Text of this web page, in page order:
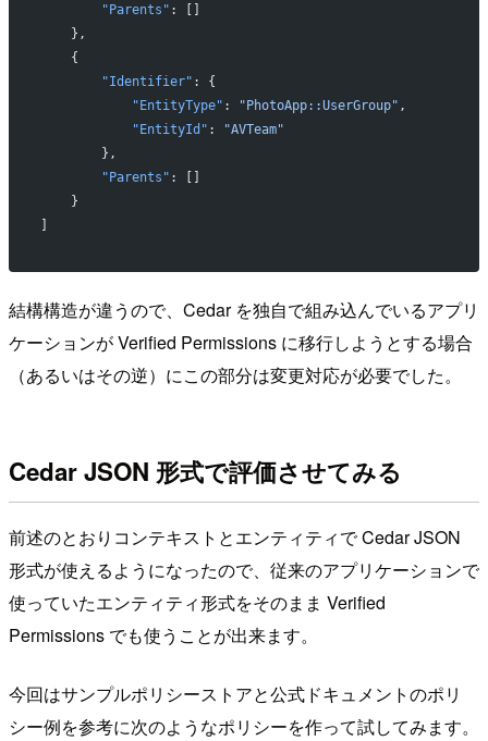
        "Parents"
: []
    },
    {
        "Identifier"
: {
            "EntityType"
: "PhotoApp::UserGroup" ,
            "EntityId"
:
"AVTeam"
        },
        "Parents"
: []
    }
]
結構構造が違うので、Cedar を独自で組み込んでいるアプリ
ケーションが Verified Permissions に移行しようとする場合
（あるいはその逆）にこの部分は変更対応が必要でした。
Cedar JSON 形式で評価させてみる
前述のとおりコンテキストとエンティティで Cedar JSON
形式が使えるようになったので、従来のアプリケーションで
使っていたエンティティ形式をそのまま Verified
Permissions でも使うことが出来ます。
今回はサンプルポリシーストアと公式ドキュメントのポリ
シー例を参考に次のようなポリシーを作って試してみます。